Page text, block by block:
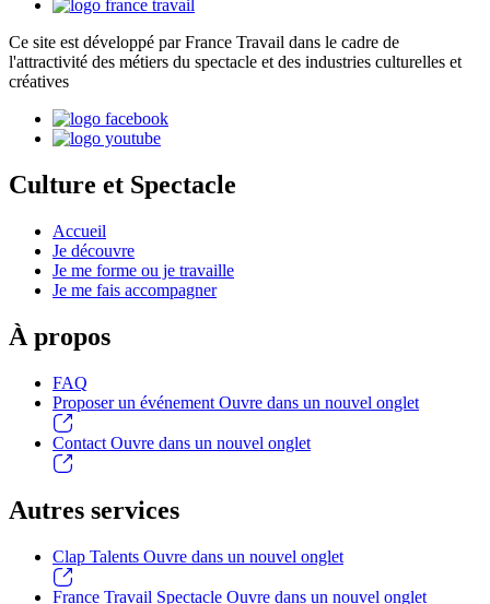
Ce site est développé par France Travail dans le cadre de
l'attractivité des métiers du spectacle et des industries culturelles et
créatives
Culture et Spectacle
Accueil
Je découvre
Je me forme ou je travaille
Je me fais accompagner
À propos
FAQ
Proposer un événement Ouvre dans un nouvel onglet
Contact Ouvre dans un nouvel onglet
Autres services
Clap Talents Ouvre dans un nouvel onglet
France Travail Spectacle Ouvre dans un nouvel onglet